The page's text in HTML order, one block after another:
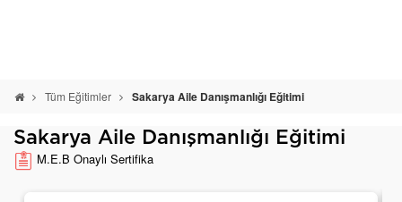
Tüm Eğitimler Sakarya Aile Danışmanlığı Eğitimi
Sakarya Aile Danışmanlığı Eğitimi
M.E.B Onaylı Sertifika